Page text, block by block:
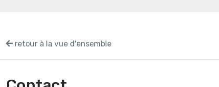
retour à la vue d'ensemble